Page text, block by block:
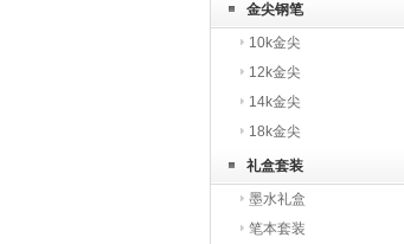
金尖钢笔
10k金尖
12k金尖
14k金尖
18k金尖
礼盒套装
墨水礼盒
笔本套装